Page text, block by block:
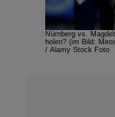
Nürnberg vs.
holen? (im Bild:
/ Alamy Stock Foto